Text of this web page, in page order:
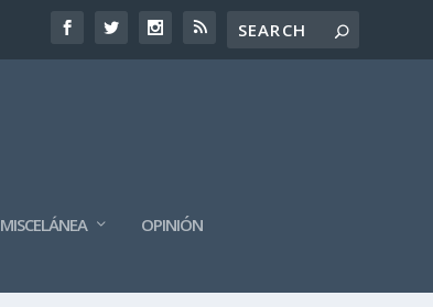
MISCELÁNEA OPINIÓN